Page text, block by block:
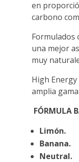
en
carbono
Formulados
una mejor
muy
High
amplia
FÓRMULA
Limón.
Banana.
Neutral.